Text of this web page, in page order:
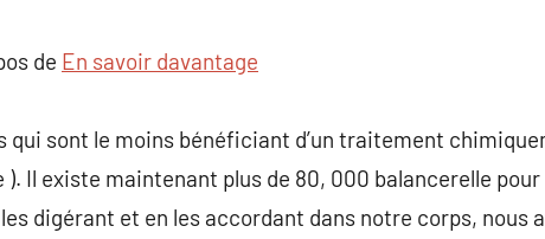
de En savoir davantage
qui sont le moins bénéficiant d’un traitement
). Il existe maintenant plus de 80, 000 balancerelle
digérant et en les accordant dans notre corps, nous